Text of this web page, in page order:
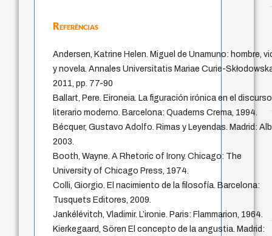
Referências
Andersen, Katrine Helen. Miguel de Unamuno: hombre,
y novela. Annales Universitatis Mariae Curie-
2011, pp. 77-90
Ballart, Pere. Eironeia. La figuración irónica en el discurso
literario moderno. Barcelona: Quaderns Crema, 1994.
Bécquer, Gustavo Adolfo. Rimas y Leyendas. Madrid:
2003.
Booth, Wayne. A Rhetoric of Irony. Chicago: The
University of Chicago Press, 1974.
Colli, Giorgio. El nacimiento de la filosofía. Barcelona:
Tusquets Editores, 2009.
Jankélévitch, Vladimir. L’ironie. Paris: Flammarion, 1964.
Kierkegaard, Sören El concepto de la angustia. Madrid: